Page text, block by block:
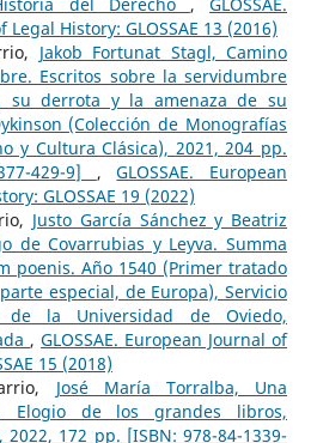
History: GLOSSAE 13 (2016)
Jakob Fortunat Stagl, Camino
Escritos sobre la servidumbre
su derrota y la amenaza de su
(Colección de Monografías
y Cultura Clásica), 2021, 204 pp.
429-9] ,GLOSSAE. European
GLOSSAE 19 (2022)
Justo García Sánchez y Beatriz
de Covarrubias y Leyva. Summa
poenis. Año 1540 (Primer tratado
especial, de Europa), Servicio
de la Universidad de Oviedo,
,GLOSSAE. European Journal of
15 (2018)
José María Torralba, Una
Elogio de los grandes libros,
172 pp. [ISBN: 978-84-1339-